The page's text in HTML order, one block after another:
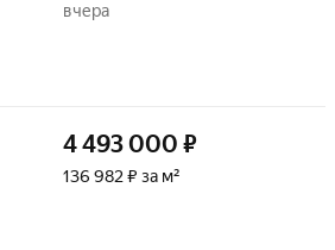
вчера
4 493 000 ₽
136 982 ₽ за м²